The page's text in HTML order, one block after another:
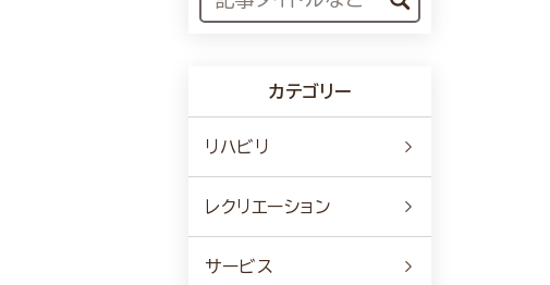
カテゴリー
リハビリ
レクリエーション
サービス